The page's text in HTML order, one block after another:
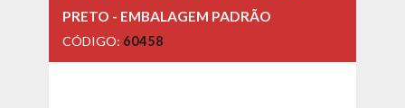
PRETO - EMBALAGEM PADRÃO
CÓDIGO: 60458